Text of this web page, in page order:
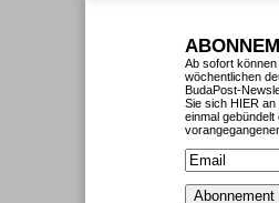
Ab sofort
wöchentlichen
BudaPost-
Sie sich HIER
einmal